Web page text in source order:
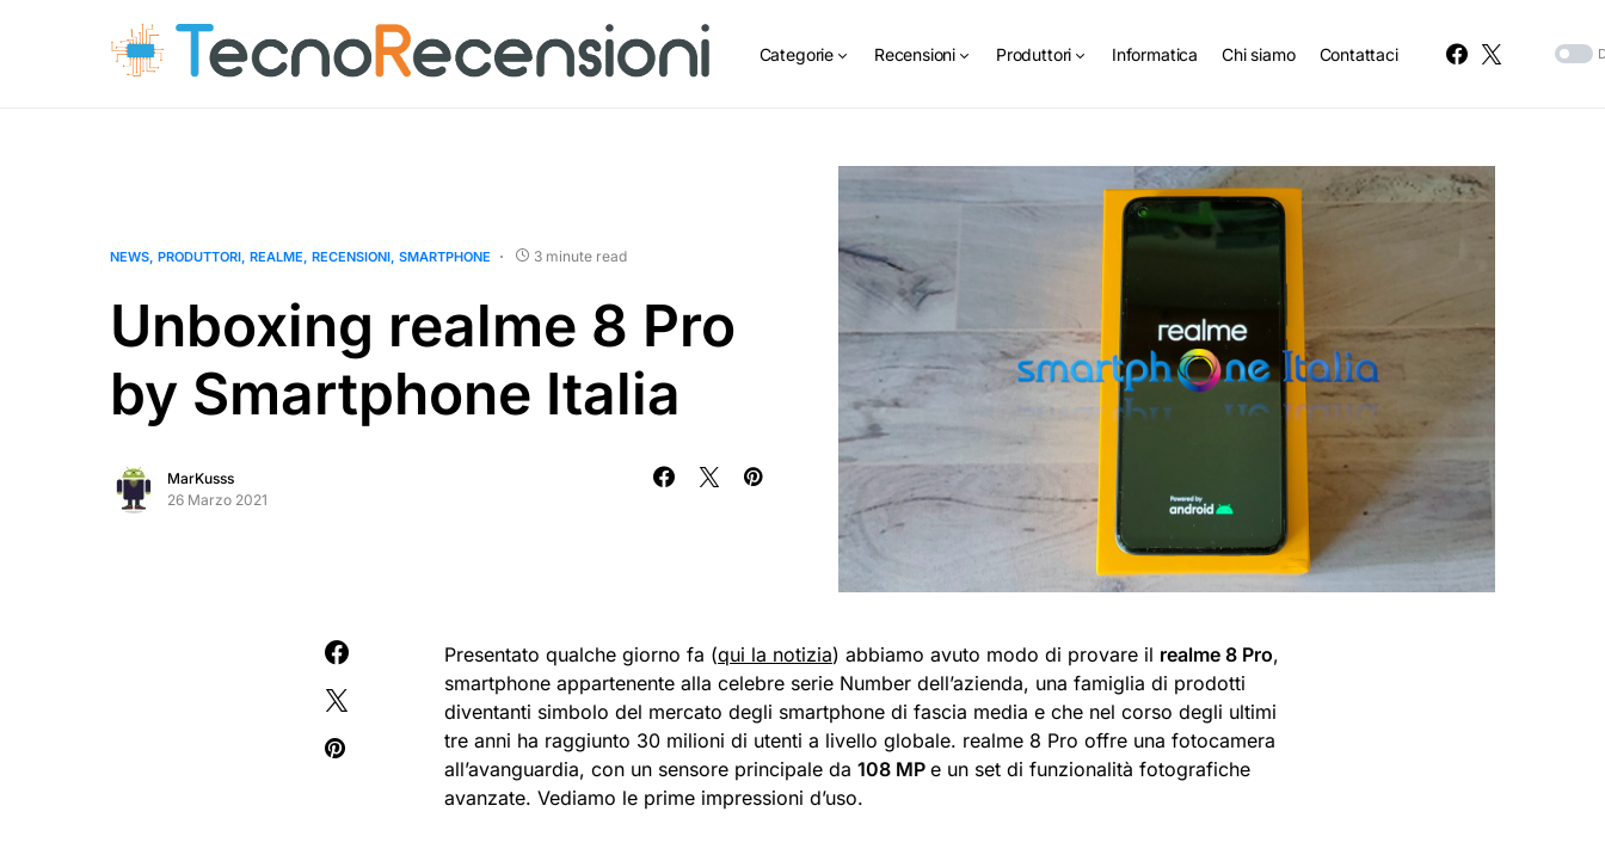
Categorie Recensioni Produttori Informatica Chi siamo Contattaci
NEWS PRODUTTORI REALME RECENSIONI SMARTPHONE 3 minute read
Unboxing realme 8 Pro
by Smartphone Italia
MarKusss
26 Marzo 2021
Presentato qualche giorno fa (qui la notizia) abbiamo avuto modo di provare il realme 8 Pro,
smartphone appartenente alla celebre serie Number dell’azienda, una famiglia di prodotti
diventanti simbolo del mercato degli smartphone di fascia media e che nel corso degli ultimi
tre anni ha raggiunto 30 milioni di utenti a livello globale. realme 8 Pro offre una fotocamera
all’avanguardia, con un sensore principale da 108 MP e un set di funzionalità fotografiche
avanzate. Vediamo le prime impressioni d’uso.